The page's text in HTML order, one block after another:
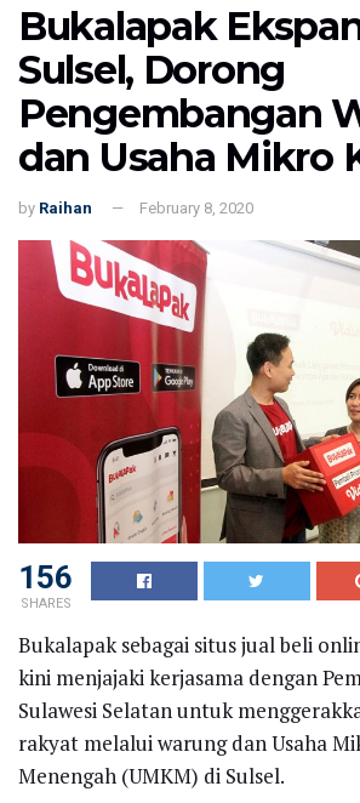
Bukalapak
Sulsel, Dorong
Pengembangan
dan Usaha Mikro
by Raihan February 8, 2020
156
SHARES
Bukalapak sebagai situs jual beli
kini menjajaki kerjasama dengan
Sulawesi Selatan untuk
rakyat melalui warung dan Usaha
Menengah (UMKM) di Sulsel.